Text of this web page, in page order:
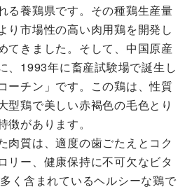
る養鶏県です。その種鶏生産量
り市場性の高い肉用鶏を開発し
てきました。そして、中国原産
、1993年に畜産試験場で誕生し
ーチン」です。この鶏は、性質
型鶏で美しい赤褐色の毛色とり
があります。
肉質は、適度の歯ごたえとコク
リー、健康保持に不可欠なビタ
く含まれているヘルシーな鶏で